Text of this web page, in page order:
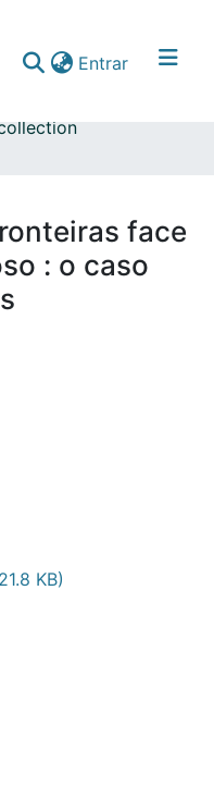
Entrar(current)
face
: o caso
KB)